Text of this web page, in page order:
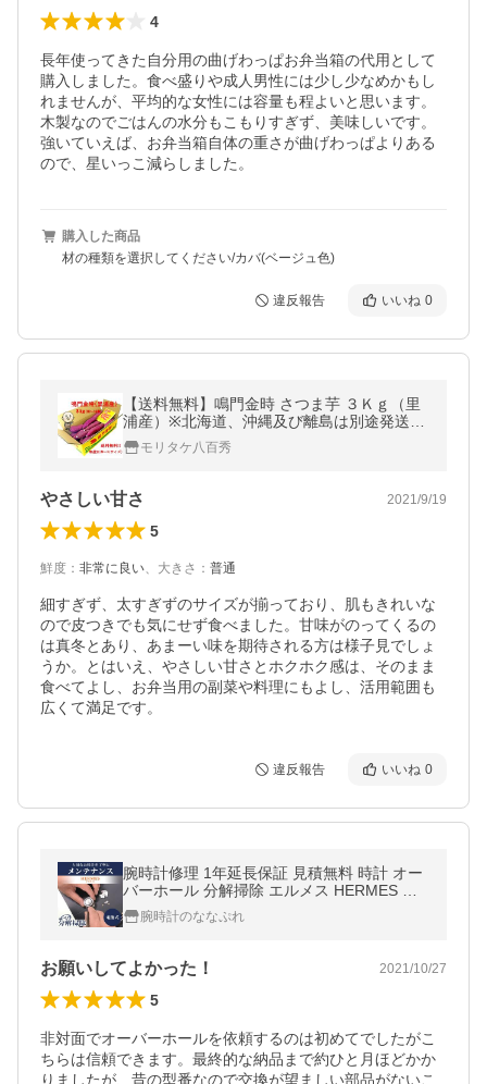
4
長年使ってきた自分用の曲げわっぱお弁当箱の代用として
購入しました。食べ盛りや成人男性には少し少なめかもし
れませんが、平均的な女性には容量も程よいと思います。
木製なのでごはんの水分もこもりすぎず、美味しいです。
強いていえば、お弁当箱自体の重さが曲げわっぱよりある
ので、星いっこ減らしました。
購入した商品
材の種類を選択してください/カバ(ベージュ色)
違反報告 いいね 0
【送料無料】鳴門金時 さつま芋 ３Ｋｇ（里
浦産）※北海道、沖縄及び離島は別途発送料
金が発生します
モリタケ八百秀
やさしい甘さ 2021/9/19
5
鮮度 ： 非常に良い、 大きさ ： 普通
細すぎず、太すぎずのサイズが揃っており、肌もきれいな
ので皮つきでも気にせず食べました。甘味がのってくるの
は真冬とあり、あまーい味を期待される方は様子見でしょ
うか。とはいえ、やさしい甘さとホクホク感は、そのまま
食べてよし、お弁当用の副菜や料理にもよし、活用範囲も
広くて満足です。
違反報告 いいね 0
腕時計修理 1年延長保証 見積無料 時計 オー
バーホール 分解掃除 エルメス HERMES ク
ォーツ 電池式 送料無料
腕時計のななぷれ
お願いしてよかった！ 2021/10/27
5
非対面でオーバーホールを依頼するのは初めてでしたがこ
ちらは信頼できます。最終的な納品まで約ひと月ほどかか
りましたが、昔の型番なので交換が望ましい部品がないこ